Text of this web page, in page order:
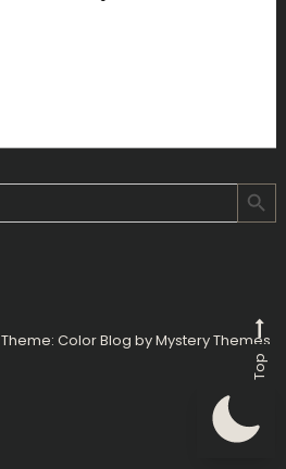
Search Button
Theme: Color Blog byMystery Themes
Back To Top